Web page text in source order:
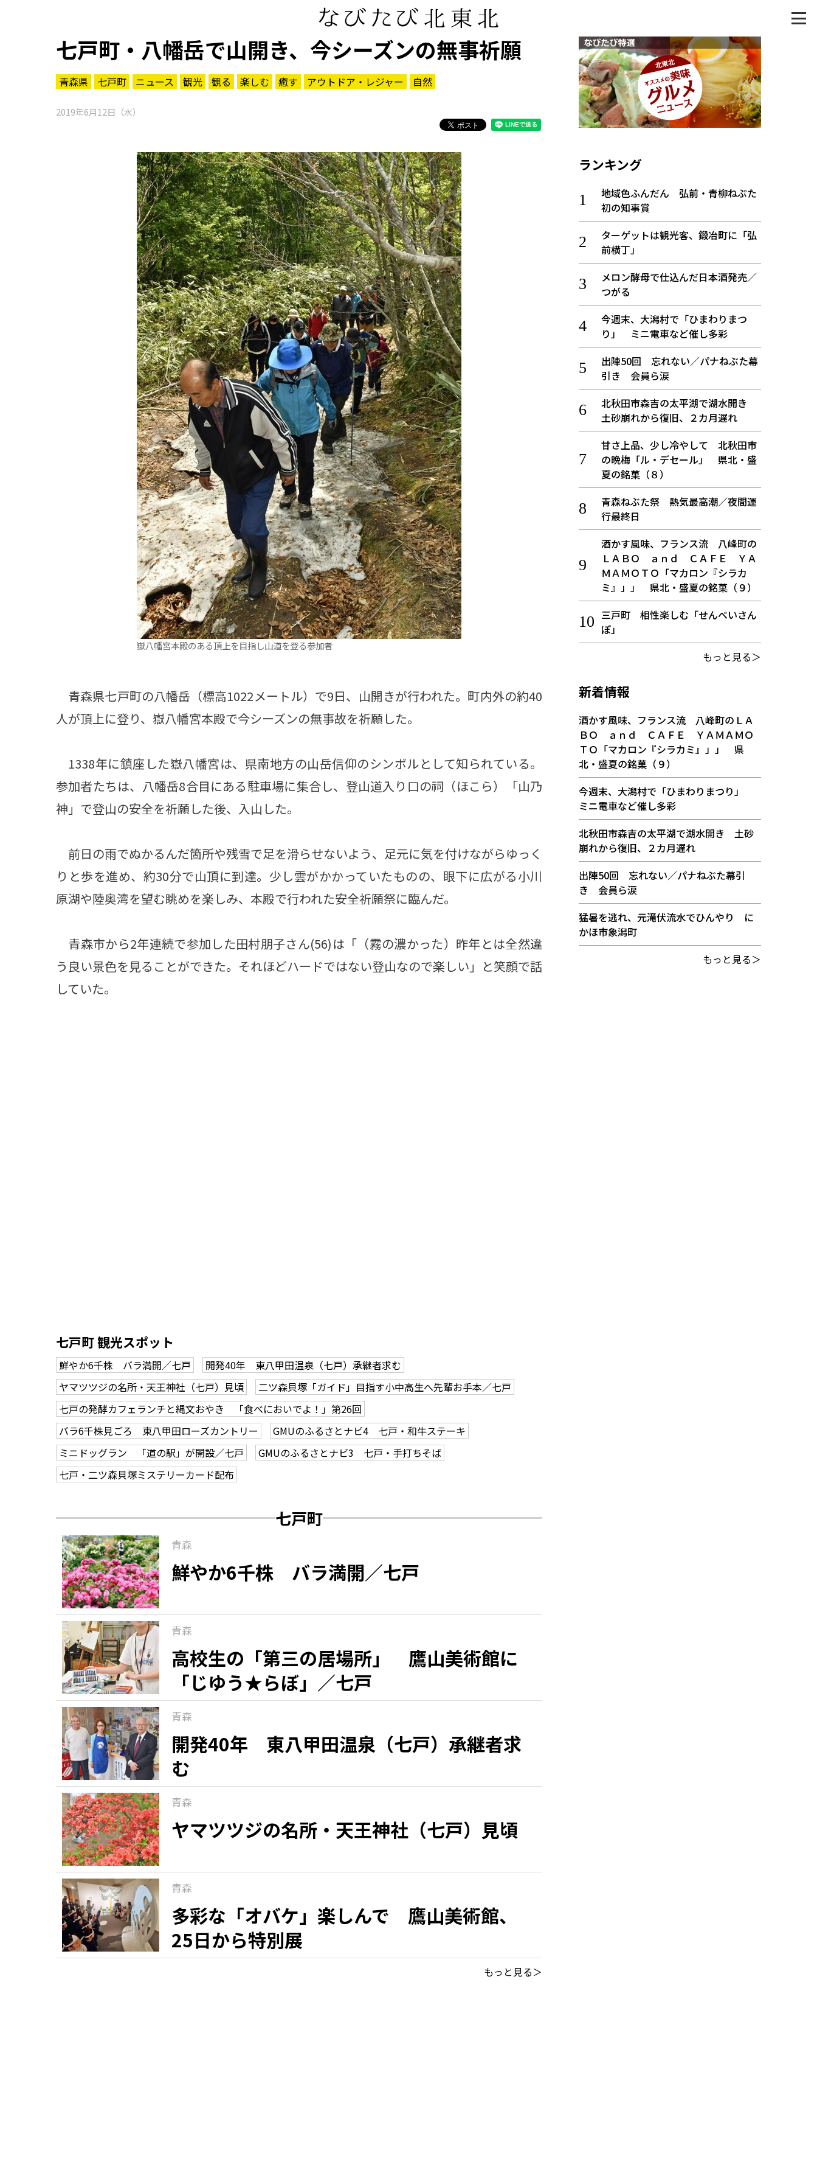
七戸町・八幡岳で山開き、今シーズンの無事祈願
青森県 七戸町 ニュース 観光 観る 楽しむ 癒す アウトドア・レジャー 自然
2019年6月12日（水）
嶽八幡宮本殿のある頂上を目指し山道を登る参加者
青森県七戸町の八幡岳（標高1022メートル）で9日、山開きが行われた。町内外の約40
人が頂上に登り、嶽八幡宮本殿で今シーズンの無事故を祈願した。
1338年に鎮座した嶽八幡宮は、県南地方の山岳信仰のシンボルとして知られている。
参加者たちは、八幡岳8合目にある駐車場に集合し、登山道入り口の祠（ほこら）「山乃
神」で登山の安全を祈願した後、入山した。
前日の雨でぬかるんだ箇所や残雪で足を滑らせないよう、足元に気を付けながらゆっく
りと歩を進め、約30分で山頂に到達。少し雲がかかっていたものの、眼下に広がる小川
原湖や陸奥湾を望む眺めを楽しみ、本殿で行われた安全祈願祭に臨んだ。
青森市から2年連続で参加した田村朋子さん(56)は「（霧の濃かった）昨年とは全然違
う良い景色を見ることができた。それほどハードではない登山なので楽しい」と笑顔で話
していた。
七戸町 観光スポット
鮮やか6千株 バラ満開／七戸
開発40年 東八甲田温泉（七戸）承継者求む
ヤマツツジの名所・天王神社（七戸）見頃
二ツ森貝塚「ガイド」目指す小中高生へ先輩お手本／七戸
七戸の発酵カフェランチと縄文おやき 「食べにおいでよ！」第26回
バラ6千株見ごろ 東八甲田ローズカントリー
GMUのふるさとナビ4 七戸・和牛ステーキ
ミニドッグラン 「道の駅」が開設／七戸
GMUのふるさとナビ3 七戸・手打ちそば
七戸・二ツ森貝塚ミステリーカード配布
七戸町
青森
鮮やか6千株 バラ満開／七戸
青森
高校生の「第三の居場所」 鷹山美術館に
「じゆう★らぼ」／七戸
青森
開発40年 東八甲田温泉（七戸）承継者求
む
青森
ヤマツツジの名所・天王神社（七戸）見頃
青森
多彩な「オバケ」楽しんで 鷹山美術館、
25日から特別展
もっと見る＞
ランキング
地域色ふんだん 弘前・青柳ねぷた
初の知事賞
ターゲットは観光客、鍛冶町に「弘
前横丁」
メロン酵母で仕込んだ日本酒発売／
つがる
今週末、大潟村で「ひまわりまつ
り」 ミニ電車など催し多彩
出陣50回 忘れない／パナねぶた幕
引き 会員ら涙
北秋田市森吉の太平湖で湖水開き
土砂崩れから復旧、２カ月遅れ
甘さ上品、少し冷やして 北秋田市
の晩梅「ル・デセール」 県北・盛
夏の銘菓（８）
青森ねぶた祭 熱気最高潮／夜間運
行最終日
酒かす風味、フランス流 八峰町の
ＬＡＢＯ ａｎｄ ＣＡＦＥ ＹＡ
ＭＡＭＯＴＯ「マカロン『シラカ
ミ』」」 県北・盛夏の銘菓（９）
三戸町 相性楽しむ「せんべいさん
ぽ」
もっと見る＞
新着情報
酒かす風味、フランス流 八峰町のＬＡ
ＢＯ ａｎｄ ＣＡＦＥ ＹＡＭＡＭＯ
ＴＯ「マカロン『シラカミ』」」 県
北・盛夏の銘菓（９）
今週末、大潟村で「ひまわりまつり」
ミニ電車など催し多彩
北秋田市森吉の太平湖で湖水開き 土砂
崩れから復旧、２カ月遅れ
出陣50回 忘れない／パナねぶた幕引
き 会員ら涙
猛暑を逃れ、元滝伏流水でひんやり に
かほ市象潟町
もっと見る＞